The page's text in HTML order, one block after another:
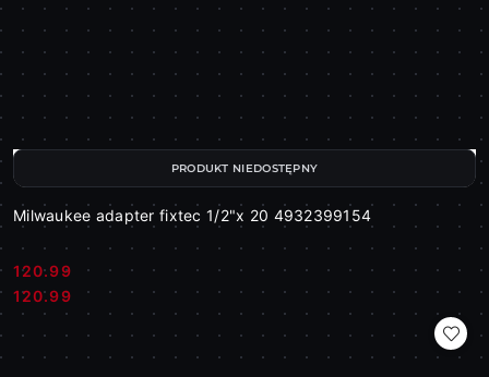
Milwaukee adapter fixtec 1/2"x 20 4932399154
Cena:
120.99
Cena:
120.99
PRODUKT NIEDOSTĘPNY